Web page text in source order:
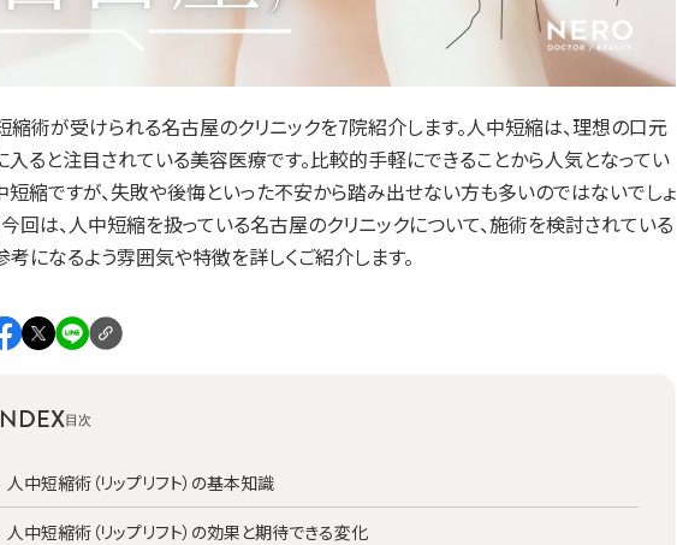
縮術が受けられる名古屋のクリニックを7院紹介します。人中短縮は、理想の口元
入ると注目されている美容医療です。比較的手軽にできることから人気となってい
短縮ですが、失敗や後悔といった不安から踏み出せない方も多いのではないでしょ
今回は、人中短縮を扱っている名古屋のクリニックについて、施術を検討されている
考になるよう雰囲気や特徴を詳しくご紹介します。
人中短縮術（リップリフト）の基本知識
人中短縮術（リップリフト）の効果と期待できる変化